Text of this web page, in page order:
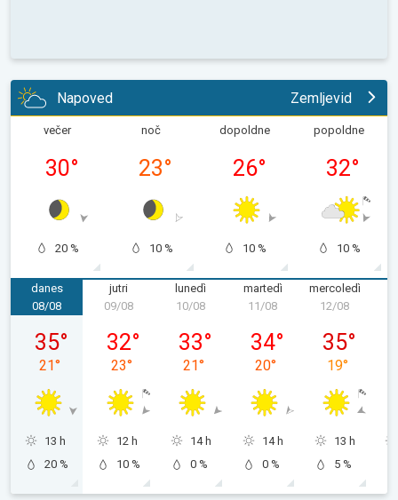
Napoved Zemljevid
večer
30°
20 %
noč
23°
10 %
dopoldne
26°
10 %
popoldne
32°
10 %
danes
sabato 08/08
08/08
35°
21°
13 h
20 %
jutri
domenica 09/08
09/08
32°
23°
12 h
10 %
lunedì
10/08
33°
21°
14 h
0 %
martedì
martedì 11/08
11/08
34°
20°
14 h
0 %
mercoledì
12/08
35°
19°
13 h
5 %